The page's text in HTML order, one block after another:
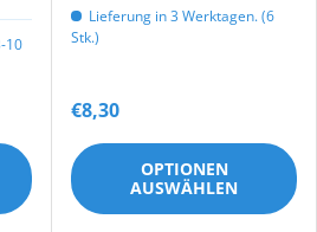
10
Lieferung in 3 Werktagen. (6
Stk.)
€8,30
OPTIONEN
AUSWÄHLEN